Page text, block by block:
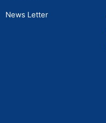
News Letter